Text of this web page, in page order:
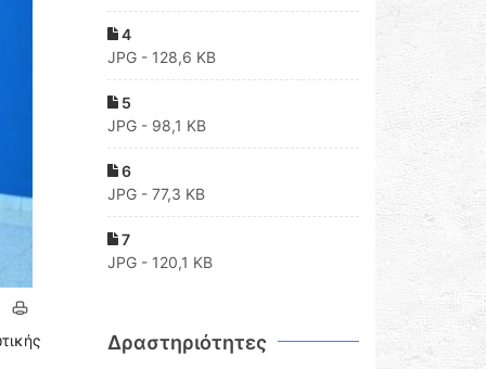
4
JPG - 128,6 KB
5
JPG - 98,1 KB
6
JPG - 77,3 KB
7
JPG - 120,1 KB
Δραστηριότητες